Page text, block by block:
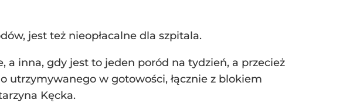
jest też nieopłacalne dla szpitala.
a inna, gdy jest to jeden poród na tydzień, a przecież
w gotowości, łącznie z blokiem
Kęcka.